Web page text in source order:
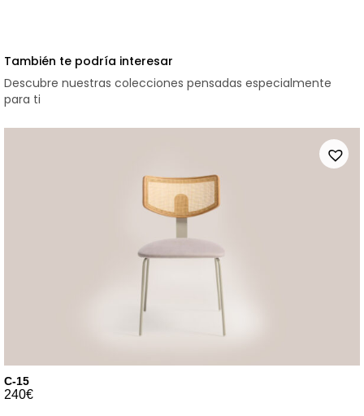
También te podría interesar
Descubre nuestras colecciones pensadas especialmente
para ti
C-15
240€